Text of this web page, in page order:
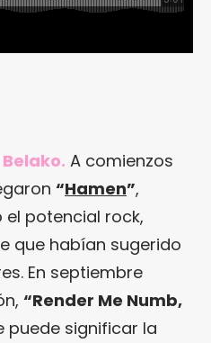
Belako. A comienzos
“Hamen”,
potencial rock,
que habían sugerido
En septiembre
“Render Me Numb,
puede significar la